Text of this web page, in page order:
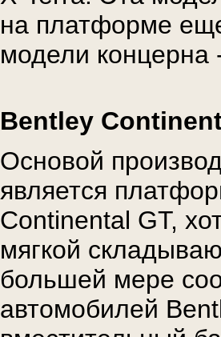
на платформе
модели концерна
Bentley
Основой
является
Continental GT,
мягкой
большей мере
автомобилей